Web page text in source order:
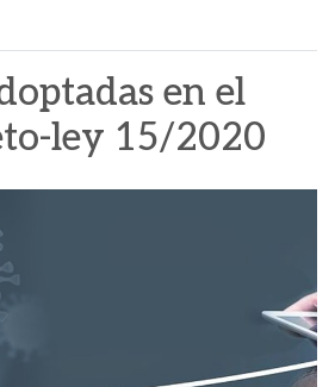
en el
ley 15/2020